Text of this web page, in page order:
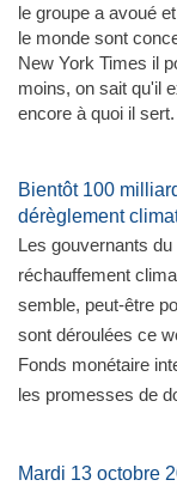
le groupe a avoué
le monde sont
New York Times il
moins, on sait qu'il
encore à quoi il sert.
Bientôt 100
dérèglement
Les gouvernants
réchauffement
semble, peut-être
sont déroulées ce
Fonds monétaire
les promesses de
Mardi 13 octobre